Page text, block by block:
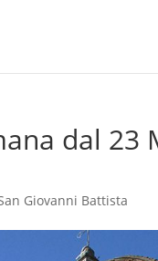
dal 23
Giovanni Battista